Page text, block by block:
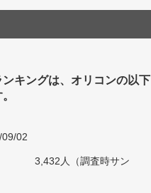
キングは、オリコンの以下
02
3,432人（調査時サン